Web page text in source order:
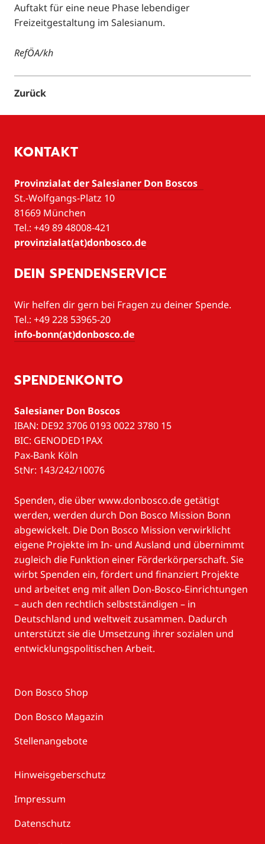
Auftakt für eine neue Phase lebendiger
Freizeitgestaltung im Salesianum.
RefÖA/kh
Zurück
KONTAKT
Provinzialat der Salesianer Don Boscos
St.-Wolfgangs-Platz 10
81669 München
Tel.: +49 89 48008-421
provinzialat(at)donbosco.de
DEIN SPENDENSERVICE
Wir helfen dir gern bei Fragen zu deiner Spende.
Tel.: +49 228 53965-20
info-bonn(at)donbosco.de
SPENDENKONTO
Salesianer Don Boscos
IBAN: DE92 3706 0193 0022 3780 15
BIC: GENODED1PAX
Pax-Bank Köln
StNr: 143/242/10076
Spenden, die über www.donbosco.de getätigt
werden, werden durch Don Bosco Mission Bonn
abgewickelt. Die Don Bosco Mission verwirklicht
eigene Projekte im In- und Ausland und übernimmt
zugleich die Funktion einer Förderkörperschaft. Sie
wirbt Spenden ein, fördert und finanziert Projekte
und arbeitet eng mit allen Don-Bosco-Einrichtungen
– auch den rechtlich selbstständigen – in
Deutschland und weltweit zusammen. Dadurch
unterstützt sie die Umsetzung ihrer sozialen und
entwicklungspolitischen Arbeit.
Don Bosco Shop
Don Bosco Magazin
Stellenangebote
Hinweisgeberschutz
Impressum
Datenschutz